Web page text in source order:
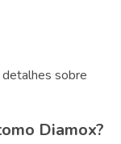
sobre
Diamox?